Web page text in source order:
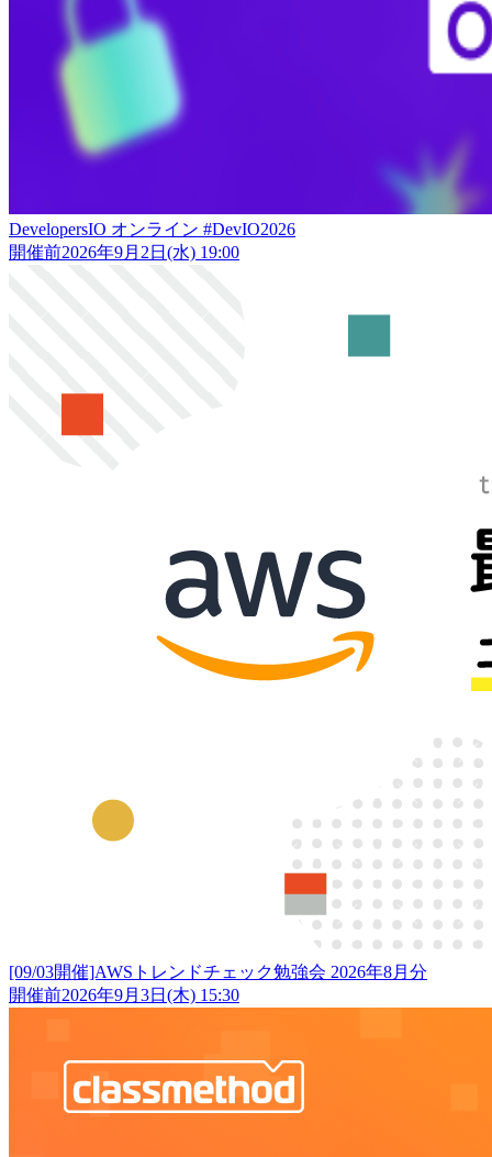
DevelopersIO オンライン #DevIO2026
開催前2026年9月2日(水) 19:00
[09/03開催]AWSトレンドチェック勉強会 2026年8月分
開催前2026年9月3日(木) 15:30